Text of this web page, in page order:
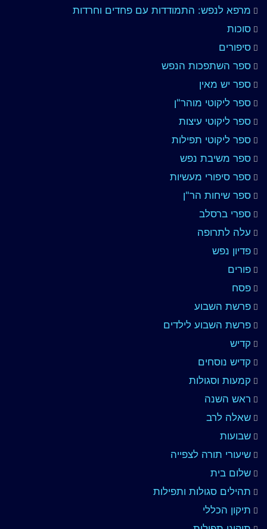
מרפא לנפש: התמודדות עם פחדים וחרדות
סוכות
סיפורים
ספר השתפכות הנפש
ספר יש מאין
ספר ליקוטי מוהר"ן
ספר ליקוטי עיצות
ספר ליקוטי תפילות
ספר משיבת נפש
ספר סיפורי מעשיות
ספר שיחות הר"ן
ספרי ברסלב
עלה לתרופה
פדיון נפש
פורים
פסח
פרשת השבוע
פרשת השבוע לילדים
קדיש
קדיש נוסחים
קמעות וסגולות
ראש השנה
שאלה לרב
שבועות
שיעורי תורה לצפייה
שלום בית
תהילים סגולות ותפילות
תיקון הכללי